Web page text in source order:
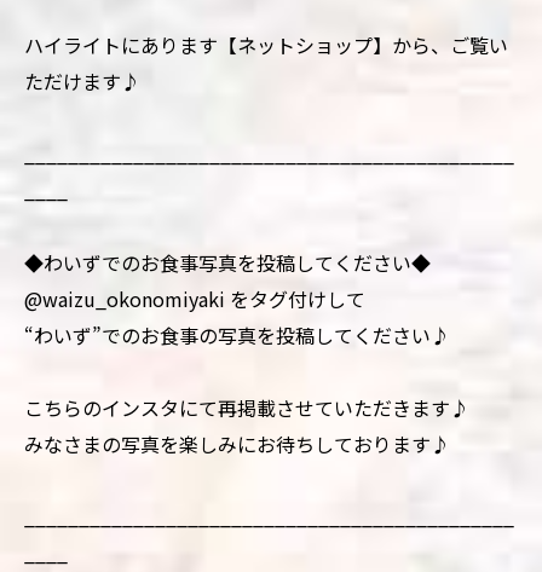
ハイライトにあります【ネットショップ】から、ご覧い
ただけます♪
◆わいずでのお食事写真を投稿してください◆
@waizu_okonomiyaki をタグ付けして
“わいず”でのお食事の写真を投稿してください♪
こちらのインスタにて再掲載させていただきます♪
みなさまの写真を楽しみにお待ちしております♪